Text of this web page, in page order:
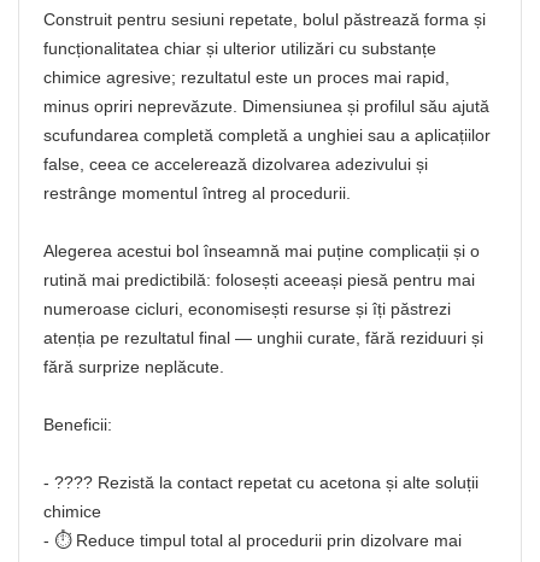
Construit pentru sesiuni repetate, bolul păstrează forma și
funcționalitatea chiar și ulterior utilizări cu substanțe
chimice agresive; rezultatul este un proces mai rapid,
minus opriri neprevăzute. Dimensiunea și profilul său ajută
scufundarea completă completă a unghiei sau a aplicațiilor
false, ceea ce accelerează dizolvarea adezivului și
restrânge momentul întreg al procedurii.
Alegerea acestui bol înseamnă mai puține complicații și o
rutină mai predictibilă: folosești aceeași piesă pentru mai
numeroase cicluri, economisești resurse și îți păstrezi
atenția pe rezultatul final — unghii curate, fără reziduuri și
fără surprize neplăcute.
Beneficii:
- ???? Rezistă la contact repetat cu acetona și alte soluții
chimice
- ⏱️ Reduce timpul total al procedurii prin dizolvare mai